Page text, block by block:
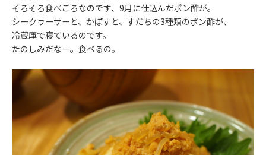
そろそろ食べごろなのです、9月に仕込んだポン酢が。
シークヮーサーと、かぼすと、すだちの3種類のポン酢が、
冷蔵庫で寝ているのです。
たのしみだなー。食べるの。